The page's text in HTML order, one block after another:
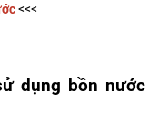
<<<
dụng bồn nước